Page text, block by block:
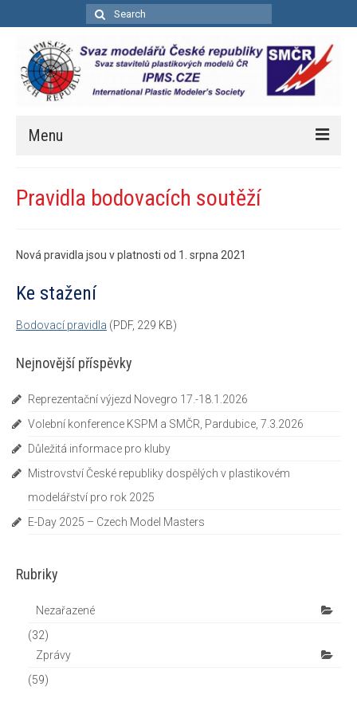
Search
Menu
Pravidla porovnávacích soutěží
Reportáže
Základní informace
Jak se stát členem IPMS CZE
Zahraniční kluby
Kontakty
Pravidla bodovacích soutěží
Nová pravidla jsou v platnosti od 1. srpna 2021
Ke stažení
Bodovací pravidla (PDF, 229 KB)
Nejnovější příspěvky
Reprezentační výjezd Novegro 17.-18.1.2026
Volební konference KSPM a SMČR, Pardubice, 7.3.2026
Důležitá informace pro kluby
Mistrovství České republiky dospělých v plastikovém
modelářství pro rok 2025
E-Day 2025 – Czech Model Masters
Rubriky
Nezařazené
(32)
Zprávy
(59)